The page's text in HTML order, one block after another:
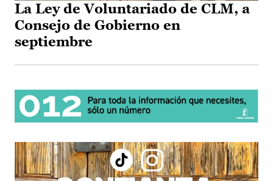
La Ley de Voluntariado de CLM, a
Consejo de Gobierno en
septiembre